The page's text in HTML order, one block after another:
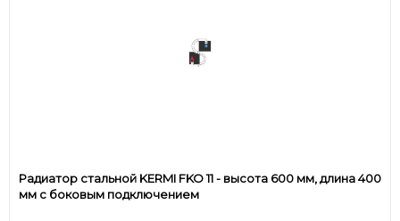
Радиатор стальной KERMI FKO 11 - высота 600 мм, длина 400
мм с боковым подключением